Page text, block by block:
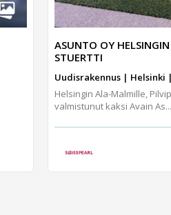
ASUNTO OY
STUERTTI
Uudisrakennus | Helsinki
Helsingin Ala-Malmille,
valmistunut kaksi Avain As...